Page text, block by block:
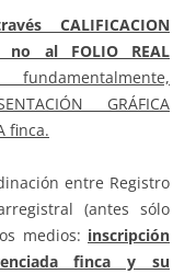
CALIFICACION
no al FOLIO REAL
GRÁFICA
finca.
entre Registro
(antes sólo
medios: inscripción
finca y su